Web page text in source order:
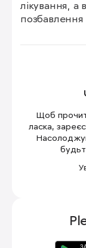
лікування, а
позбавлення
Щоб
ласка,